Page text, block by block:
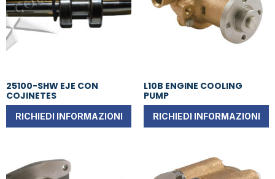
25100-SHW EJE CON
COJINETES
RICHIEDI INFORMAZIONI
L10B ENGINE COOLING
PUMP
RICHIEDI INFORMAZIONI